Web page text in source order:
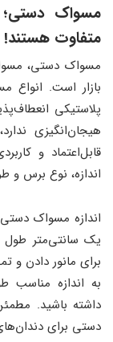
مسواک
متفاوت هستند!
مسواک دستی،
بازار است.
پلاستیکی
هیجان‌انگیزی
قابل‌اعتماد و
اندازه، نوع برس
اندازه مسواک
یک سانتی‌متر
برای مانور دادن و
به اندازه
داشته باشید.
دستی برای